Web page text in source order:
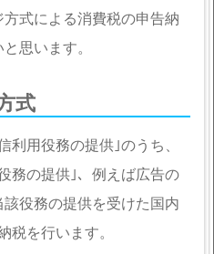
式による消費税の申告納
思います。
式
利用役務の提供｣のうち、
務の提供｣、例えば広告の
役務の提供を受けた国内
税を行います。